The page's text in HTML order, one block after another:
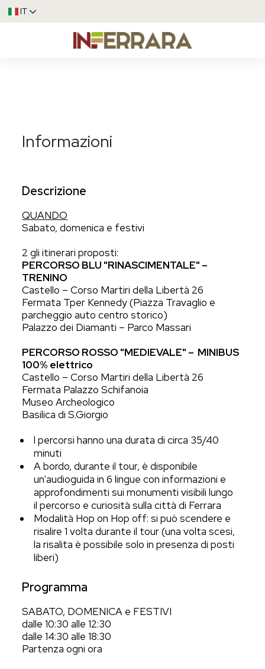
IT
Informazioni
Descrizione
QUANDO
Sabato, domenica e festivi
2 gli itinerari proposti:
PERCORSO BLU "RINASCIMENTALE" –
TRENINO
Castello – Corso Martiri della Libertà 26
Fermata Tper Kennedy (Piazza Travaglio e
parcheggio auto centro storico)
Palazzo dei Diamanti – Parco Massari
PERCORSO ROSSO "MEDIEVALE" – MINIBUS
100% elettrico
Castello – Corso Martiri della Libertà 26
Fermata Palazzo Schifanoia
Museo Archeologico
Basilica di S.Giorgio
l percorsi hanno una durata di circa 35/40
minuti
A bordo, durante il tour, è disponibile
un'audioguida in 6 lingue con informazioni e
approfondimenti sui monumenti visibili lungo
il percorso e curiosità sulla città di Ferrara
Modalità Hop on Hop off: si può scendere e
risalire 1 volta durante il tour (una volta scesi,
la risalita è possibile solo in presenza di posti
liberi)
Programma
SABATO, DOMENICA e FESTIVI
dalle 10:30 alle 12:30
dalle 14:30 alle 18:30
Partenza ogni ora